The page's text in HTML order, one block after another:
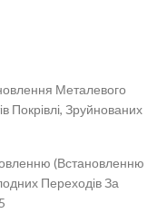
Металевого
Покрівлі, Зруйнованих
(встановленню
Переходів За